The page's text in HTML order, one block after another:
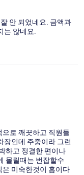
안 되었네요. 금액과
는 않네요.
로 깨끗하고 직원들
장인데 주중이라 그런
하고 정결한 편이나
몰릴때는 번잡할수
미숙한것이 흠이다